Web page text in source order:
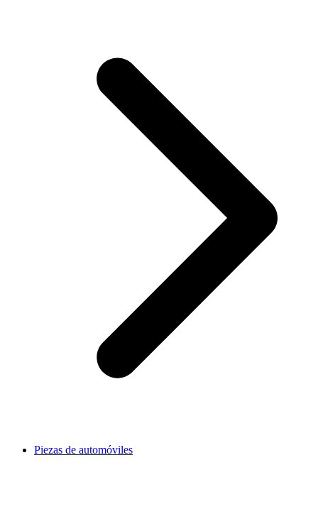
Piezas de automóviles